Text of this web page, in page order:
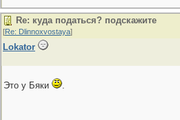
Re: куда податься? подскажите
[Re: Dlinnoxvostaya]
Lokator
Это у Бяки .